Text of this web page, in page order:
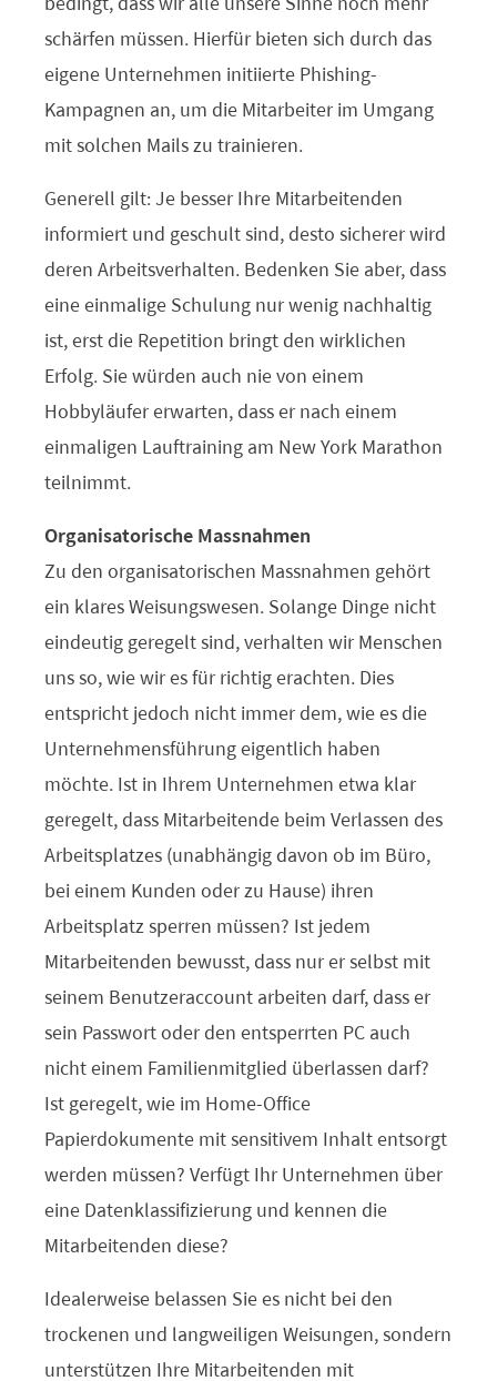
schärfen müssen. Hierfür bieten sich durch das
eigene Unternehmen initiierte Phishing-
Kampagnen an, um die Mitarbeiter im Umgang
mit solchen Mails zu trainieren.
Generell gilt: Je besser Ihre Mitarbeitenden
informiert und geschult sind, desto sicherer wird
deren Arbeitsverhalten. Bedenken Sie aber, dass
eine einmalige Schulung nur wenig nachhaltig
ist, erst die Repetition bringt den wirklichen
Erfolg. Sie würden auch nie von einem
Hobbyläufer erwarten, dass er nach einem
einmaligen Lauftraining am New York Marathon
teilnimmt.
Organisatorische Massnahmen
Zu den organisatorischen Massnahmen gehört
ein klares Weisungswesen. Solange Dinge nicht
eindeutig geregelt sind, verhalten wir Menschen
uns so, wie wir es für richtig erachten. Dies
entspricht jedoch nicht immer dem, wie es die
Unternehmensführung eigentlich haben
möchte. Ist in Ihrem Unternehmen etwa klar
geregelt, dass Mitarbeitende beim Verlassen des
Arbeitsplatzes (unabhängig davon ob im Büro,
bei einem Kunden oder zu Hause) ihren
Arbeitsplatz sperren müssen? Ist jedem
Mitarbeitenden bewusst, dass nur er selbst mit
seinem Benutzeraccount arbeiten darf, dass er
sein Passwort oder den entsperrten PC auch
nicht einem Familienmitglied überlassen darf?
Ist geregelt, wie im Home-Office
Papierdokumente mit sensitivem Inhalt entsorgt
werden müssen? Verfügt Ihr Unternehmen über
eine Datenklassifizierung und kennen die
Mitarbeitenden diese?
Idealerweise belassen Sie es nicht bei den
trockenen und langweiligen Weisungen, sondern
unterstützen Ihre Mitarbeitenden mit